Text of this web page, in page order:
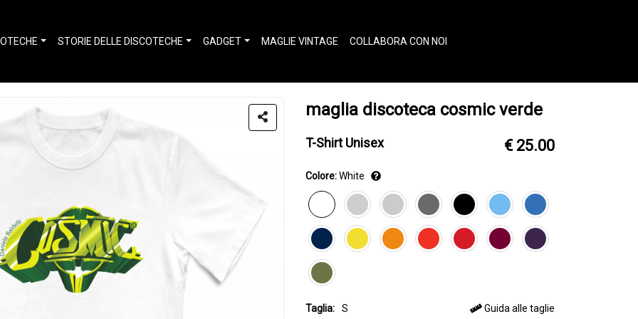
STORIE DELLE DISCOTECHE GADGET MAGLIE VINTAGE COLLABORA CON NOI
maglia discoteca cosmic verde
T-Shirt Unisex € 25.00
Colore:White
Taglia: S Guida alle taglie